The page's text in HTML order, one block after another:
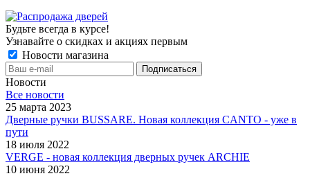
Будьте всегда в курсе!
Узнавайте о скидках и акциях первым
Новости магазина
Новости
Все новости
25 марта 2023
Дверные ручки BUSSARE. Новая коллекция CANTO - уже в
пути
18 июля 2022
VERGE - новая коллекция дверных ручек ARCHIE
10 июня 2022